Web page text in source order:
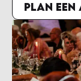
Plan